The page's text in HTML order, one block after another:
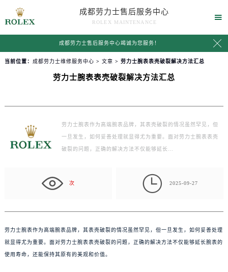
成都劳力士售后服务中心
ROLEX MAINTENANCE

成都劳力士售后服务中心竭诚为您服务！ 
当前位置： 成都劳力士维修服务中心 > 文章 > 劳力士腕表表壳破裂解决方法汇总
劳力士腕表表壳破裂解决方法汇总
劳力士腕表作为高端腕表品牌，其表壳破裂的情况虽然罕见，但
一旦发生，如何妥善处理就显得尤为重要。面对劳力士腕表表壳
破裂的问题，正确的解决方法不仅能够延长…
次  2025-09-27
劳力士腕表作为高端腕表品牌，其表壳破裂的情况虽然罕见，但一旦发生，如何妥善处理
就显得尤为重要。面对劳力士腕表表壳破裂的问题，正确的解决方法不仅能够延长腕表的
使用寿命，还能保持其原有的美观和价值。